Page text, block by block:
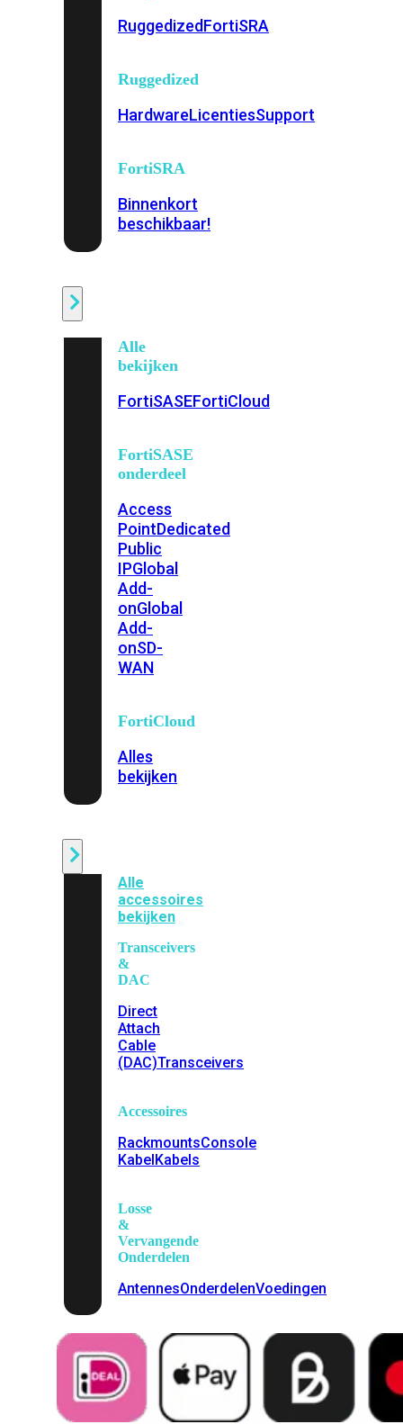
RuggedizedFortiSRA
Ruggedized
HardwareLicentiesSupport
FortiSRA
Binnenkort
beschikbaar!
Alle
bekijken
FortiSASEFortiCloud
FortiSASE
onderdeel
Access
PointDedicated
Public
IPGlobal
Add-
onGlobal
Add-
onSD-
WAN
FortiCloud
Alles
bekijken
Alle
accessoires
bekijken
Transceivers
&
DAC
Direct
Attach
Cable
(DAC)Transceivers
Accessoires
RackmountsConsole
KabelKabels
Losse
&
Vervangende
Onderdelen
AntennesOnderdelenVoedingen